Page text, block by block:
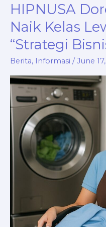
HIPNUSA
Naik Kelas
“Strategi
Berita, Informasi /June
HIPNUSA
Dorong
UMKM
Naik
Kelas
Lewat
Terobosan
“Strategi
Bisnis
Laundry”